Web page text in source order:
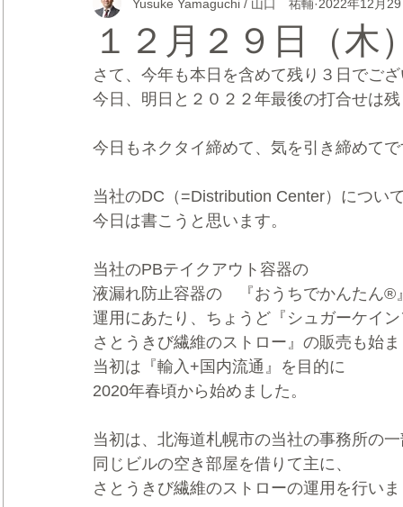
リブランディング® さとうきび繊維のストロー 中国
CRMブランディング® デジタルマーケティングブランデ
１２月２９日（
Yusuke Yamaguchi / 山口 祐輔 2022年12月
さて、今年も本日を含めて残り３日でご
今日、明日と２０２２年最後の打合せは
今日もネクタイ締めて、気を引き締めて
当社のDC（=Distribution Center）につい
今日は書こうと思います。
当社のPBテイクアウト容器の
液漏れ防止容器の　『おうちでかんたん®
運用にあたり、ちょうど『シュガーケイ
さとうきび繊維のストロー』の販売も始
当初は『輸入+国内流通』を目的に
2020年春頃から始めました。
当初は、北海道札幌市の当社の事務所の
同じビルの空き部屋を借りて主に、
さとうきび繊維のストローの運用を行い